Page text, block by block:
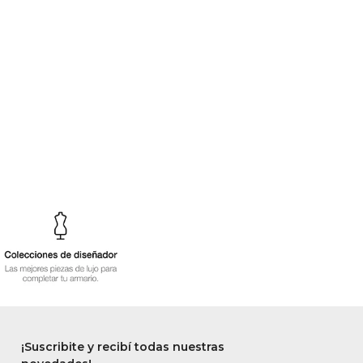
¡Suscribite y recibí todas nuestras